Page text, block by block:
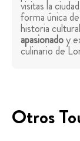
visitas la
forma única
historia
apasionadoy
culinario de
Otros